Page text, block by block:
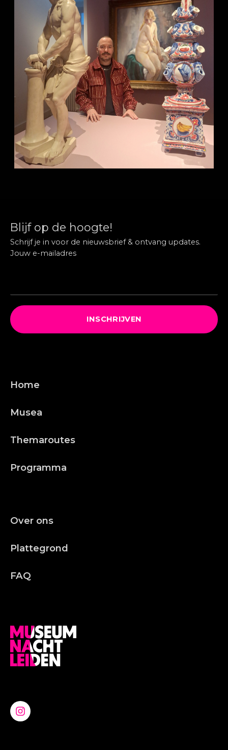
Blijf op de hoogte!
Schrijf je in voor de nieuwsbrief & ontvang updates.
Jouw e-mailadres
INSCHRIJVEN
Home
Musea
Themaroutes
Programma
Over ons
Plattegrond
FAQ